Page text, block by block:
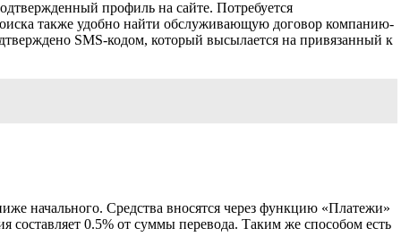
профиль на сайте. Потребуется
также удобно найти обслуживающую договор компанию-
SMS-кодом, который высылается на привязанный к
начального. Средства вносятся через функцию «Платежи»
составляет 0.5% от суммы перевода. Таким же способом есть